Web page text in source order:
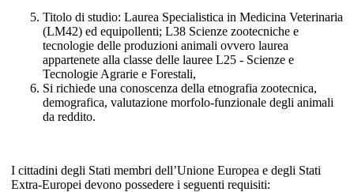
Titolo di studio: Laurea Specialistica in Medicina Veterinaria
(LM42) ed equipollenti; L38 Scienze zootecniche e
tecnologie delle produzioni animali ovvero laurea
appartenete alla classe delle lauree L25 - Scienze e
Tecnologie Agrarie e Forestali,
Si richiede una conoscenza della etnografia zootecnica,
demografica, valutazione morfolo-funzionale degli animali
da reddito.
I cittadini degli Stati membri dell’Unione Europea e degli Stati
Extra-Europei devono possedere i seguenti requisiti: